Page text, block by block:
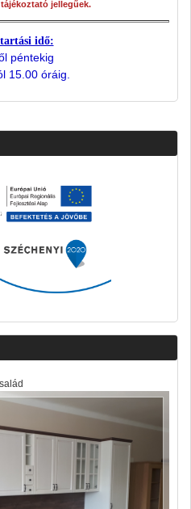
jellegűek.
idő:
péntekig
15.00 óráig.